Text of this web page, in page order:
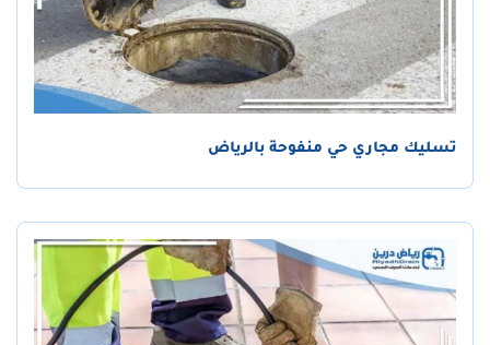
تسليك مجاري حي منفوحة بالرياض